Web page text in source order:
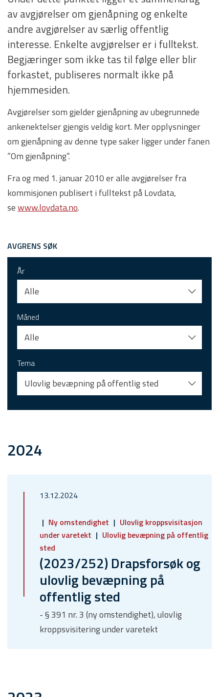
av avgjørelser om gjenåpning og enkelte
andre avgjørelser av særlig offentlig
interesse. Enkelte avgjørelser er i fulltekst.
Begjæringer som ikke tas til følge eller blir
forkastet, publiseres normalt ikke på
hjemmesiden.
Avgjørelser som gjelder gjenåpning av ubegrunnede
ankenektelser gjengis veldig kort. Mer opplysninger
om gjenåpning av denne type saker ligger under fanen
”Om gjenåpning”.
Fra og med 1. januar 2010 er alle avgjørelser fra
kommisjonen publisert i fulltekst på Lovdata,
sewww.lovdata.no.
AVGRENS SØK
År
Alle
Måned
Alle
Tema
Ulovlig bevæpning på offentlig sted
2024
13.12.2024
Ny omstendighet
Ulovlig kroppsvisitasjon
under varetekt
Ulovlig bevæpning på offentlig
sted
(2023/252) Drapsforsøk og
ulovlig bevæpning på
offentlig sted
- § 391 nr. 3 (ny omstendighet), ulovlig
kroppsvisitering under varetekt